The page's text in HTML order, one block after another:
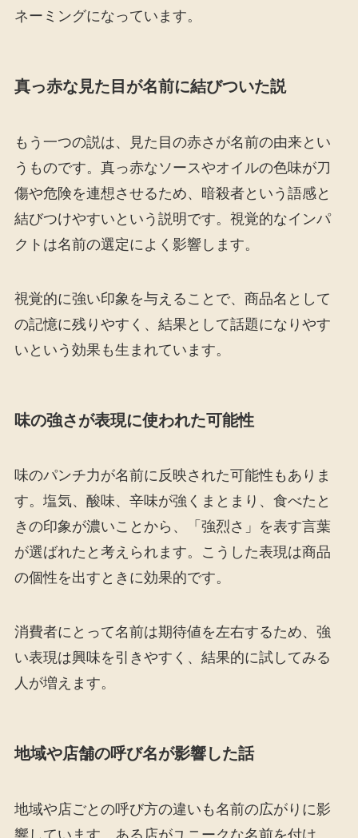
ネーミングになっています。
真っ赤な見た目が名前に結びついた説
もう一つの説は、見た目の赤さが名前の由来とい
うものです。真っ赤なソースやオイルの色味が刀
傷や危険を連想させるため、暗殺者という語感と
結びつけやすいという説明です。視覚的なインパ
クトは名前の選定によく影響します。
視覚的に強い印象を与えることで、商品名として
の記憶に残りやすく、結果として話題になりやす
いという効果も生まれています。
味の強さが表現に使われた可能性
味のパンチ力が名前に反映された可能性もありま
す。塩気、酸味、辛味が強くまとまり、食べたと
きの印象が濃いことから、「強烈さ」を表す言葉
が選ばれたと考えられます。こうした表現は商品
の個性を出すときに効果的です。
消費者にとって名前は期待値を左右するため、強
い表現は興味を引きやすく、結果的に試してみる
人が増えます。
地域や店舗の呼び名が影響した話
地域や店ごとの呼び方の違いも名前の広がりに影
響しています。ある店がユニークな名前を付け、